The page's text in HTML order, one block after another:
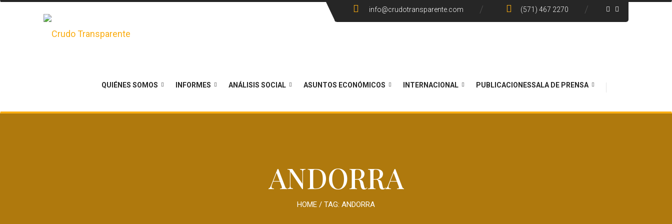
info@crudotransparente.com (571) 467 2270
QUIÉNES SOMOS INFORMES ANÁLISIS SOCIAL ASUNTOS ECONÓMICOS INTERNACIONAL PUBLICACIONESSALA DE PRENSA
ANDORRA
HOME / TAG: ANDORRA